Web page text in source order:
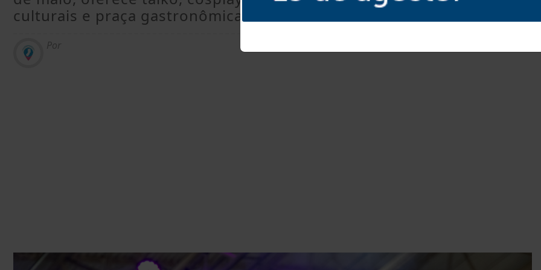
culturais e praça gastronômica com entrada franca
Por